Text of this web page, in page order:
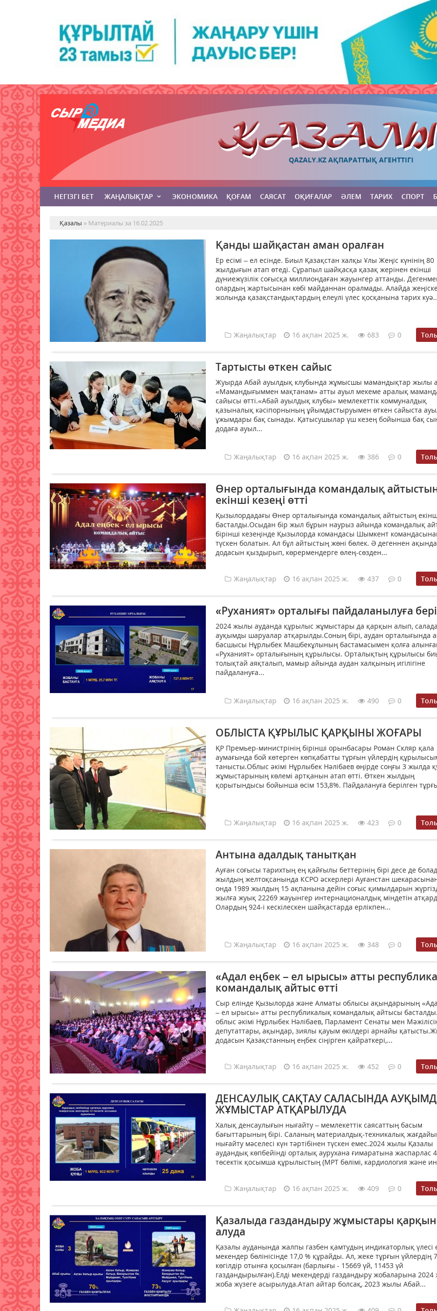
QAZALY.KZ АҚПАРАТТЫҚ АГЕНТТІГІ
НЕГІЗГІ БЕТ ЖАҢАЛЫҚТАР ЭКОНОМИКА ҚОҒАМ САЯСАТ ОҚИҒАЛАР ӘЛЕМ ТАРИХ СПОРТ
Қазалы » Материалы за 16.02.2025
Қанды шайқастан аман оралған
Ер есімі – ел есінде. Биыл Қазақстан халқы Ұлы Жеңіс күнінің 80
жылдығын атап өтеді. Сұрапыл шайқасқа қазақ жерінен екінші
дүниежүзілік соғысқа миллиондаған жауынгер аттанды.
олардың жартысынан көбі майданнан оралмады. Алайда
жолында қазақстандықтардың елеулі үлес қосқанына тарих
Жаңалықтар 16 ақпан 2025 ж. 683 0
Тартысты өткен сайыс
Жуырда Абай ауылдық клубында жұмысшы мамандықтар жылы
«Мамандығыммен мақтанам» атты ауыл мекеме аралық
сайысы өтті.«Абай ауылдық клубы» мемлекеттік коммуналдық
қазыналық кәсіпорнының ұйымдастыруымен өткен сайыста
ұжымдары бақ сынады. Қатысушылар үш кезең бойынша бақ
додаға ауыл...
Жаңалықтар 16 ақпан 2025 ж. 386 0
Өнер орталығында командалық
екінші кезеңі өтті
Қызылордадағы Өнер орталығында командалық айтыстың
басталды.Осыдан бір жыл бұрын наурыз айында командалық
бірінші кезеңінде Қызылорда командасы Шымкент
түскен болатын. Ал бұл айтыстың жөні бөлек. Ә дегеннен
додасын қыздырып, көрермендерге өлең-сөзден...
Жаңалықтар 16 ақпан 2025 ж. 437 0
«Руханият» орталығы пайдаланылуға
2024 жылы ауданда құрылыс жұмыстары да қарқын алып, салада
ауқымды шаруалар атқарылды.Соның бірі, аудан орталығында
басшысы Нұрлыбек Машбекұлының бастамасымен қолға
«Руханият» орталығының құрылысы. Орталықтың құрылысы
толықтай аяқталып, мамыр айында аудан халқының игілігіне
пайдалануға...
Жаңалықтар 16 ақпан 2025 ж. 490 0
ОБЛЫСТА ҚҰРЫЛЫС ҚАРҚЫНЫ ЖОҒАРЫ
ҚР Премьер-министрінің бірінші орынбасары Роман Скляр қала
аумағында бой көтерген көпқабатты тұрғын үйлердің
танысты.Облыс әкімі Нұрлыбек Нәлібаев өңірде соңғы 3 жылда
жұмыстарының көлемі артқанын атап өтті. Өткен жылдың
қорытындысы бойынша өсім 153,8%. Пайдалануға берілген
Жаңалықтар 16 ақпан 2025 ж. 423 0
Антына адалдық танытқан
Ауған соғысы тарихтың ең қайғылы беттерінің бірі десе де
жылдың желтоқсанында КСРО әскерлері Ауғанстан
онда 1989 жылдың 15 ақпанына дейін соғыс қимылдарын
жылға жуық 22269 жауынгер интернационалдық міндетін
Олардың 924-і кескілескен шайқастарда ерлікпен...
Жаңалықтар 16 ақпан 2025 ж. 348 0
«Адал еңбек – ел ырысы» атты
командалық айтыс өтті
Сыр елінде Қызылорда және Алматы облысы ақындарының
– ел ырысы» атты республикалық командалық айтысы
облыс әкімі Нұрлыбек Нәлібаев, Парламент Сенаты мен
депутаттары, ақындар, зиялы қауым өкілдері арнайы
додасын Қазақстанның еңбек сіңірген қайраткері,...
Жаңалықтар 16 ақпан 2025 ж. 452 0
ДЕНСАУЛЫҚ САҚТАУ САЛАСЫНДА
ЖҰМЫСТАР АТҚАРЫЛУДА
Халық денсаулығын нығайту – мемлекеттік саясаттың басым
бағыттарының бірі. Саланың материалдық-техникалық
нығайту мәселесі күн тәртібінен түскен емес.2024 жылы Қазалы
аудандық көпбейінді орталық аурухана ғимаратына жаспарлас
төсектік қосымша құрылыстың (МРТ бөлімі, кардиология және
Жаңалықтар 16 ақпан 2025 ж. 409 0
Қазалыда газдандыру жұмыстары қарқын
алуда
Қазалы ауданында жалпы газбен қамтудың индикаторлық үлесі
мекендер бөлінісінде 17,0 % құрайды. Ал, жеке тұрғын үйлердің
көгілдір отынға қосылған (барлығы - 15669 үй, 11453 үй
газдандырылған).Елді мекендерді газдандыру жобаларына
жоба жүзеге асырылуда.Атап айтар болсақ, 2023 жылы Абай...